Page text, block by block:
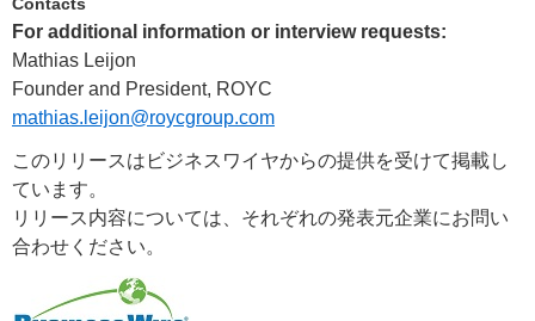
For additional information or interview requests:
Mathias Leijon
Founder and President, ROYC
mathias.leijon@roycgroup.com
このリリースはビジネスワイヤからの提供を受けて掲載し
ています。
リリース内容については、それぞれの発表元企業にお問い
合わせください。